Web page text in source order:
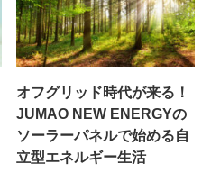
オフグリッド時代が来る！
JUMAO NEW ENERGYの
ソーラーパネルで始める自
立型エネルギー生活